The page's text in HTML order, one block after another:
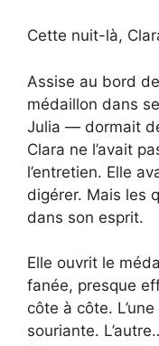
Cette nuit-là,
Assise au bord
médaillon dans
Julia — dormait
Clara ne l’avait
l’entretien. Elle
digérer. Mais les
dans son esprit.
Elle ouvrit le
fanée, presque
côte à côte.
souriante.